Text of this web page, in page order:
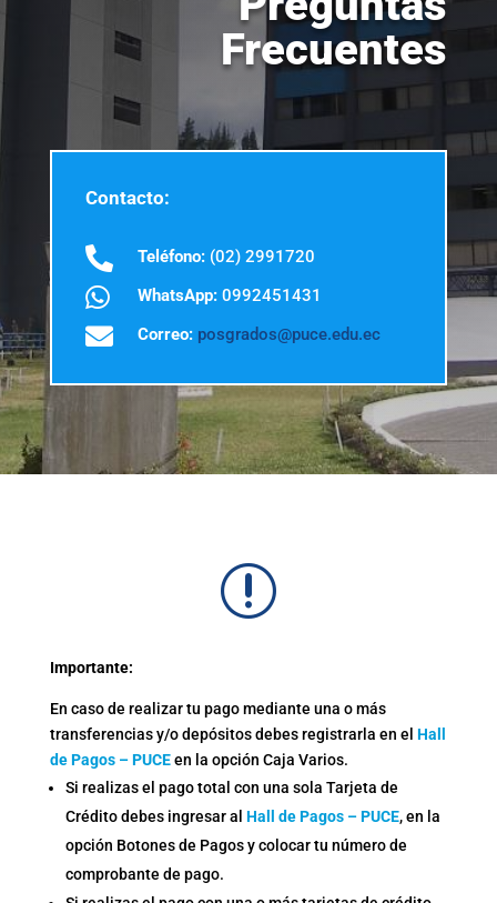
Frecuentes
Contacto:
 Teléfono:(02) 2991720
 WhatsApp:0992451431
 Correo: posgrados@puce.edu.ec
r
Importante:
En caso de realizar tu pago mediante una o más
transferencias y/o depósitos debes registrarla en el Hall
de Pagos – PUCEen la opción Caja Varios.
Si realizas el pago total con una sola Tarjeta de
Crédito debes ingresar al Hall de Pagos – PUCE, en la
opción Botones de Pagos y colocar tu número de
comprobante de pago.